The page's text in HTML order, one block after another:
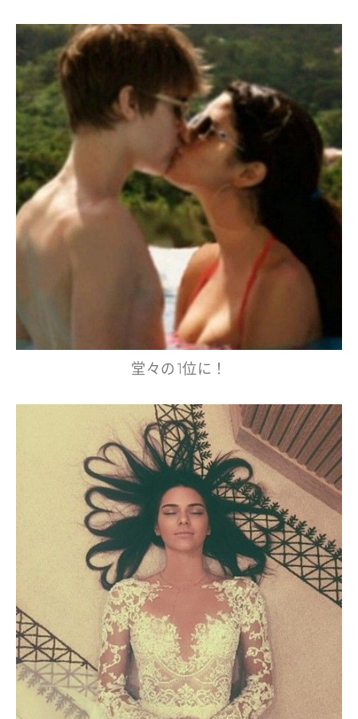
堂々の1位に！